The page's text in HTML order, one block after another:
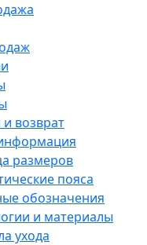
возврат
размеров
пояса
обозначения
и материалы
ухода